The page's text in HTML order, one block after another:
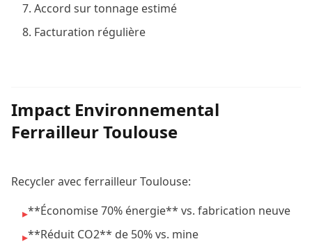
Accord sur tonnage estimé
Facturation régulière
Impact Environnemental
Ferrailleur Toulouse
Recycler avec ferrailleur Toulouse:
▸**Économise 70% énergie** vs. fabrication neuve
▸**Réduit CO2** de 50% vs. mine